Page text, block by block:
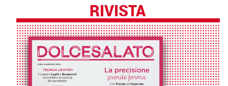
RIVISTA